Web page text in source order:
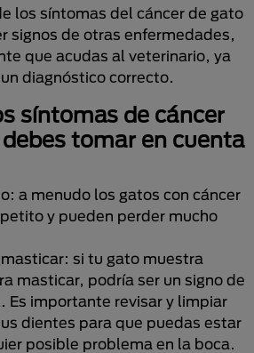
los síntomas del cáncer de gato
signos de otras enfermedades,
que acudas al veterinario, ya
diagnóstico correcto.
síntomas de cáncer
tomar en cuenta
a menudo los gatos con cáncer
y pueden perder mucho
si tu gato muestra
masticar, podría ser un signo de
Es importante revisar y limpiar
dientes para que puedas estar
posible problema en la boca.